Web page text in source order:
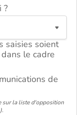
?
saisies soient
le cadre
de
sur la liste d'opposition